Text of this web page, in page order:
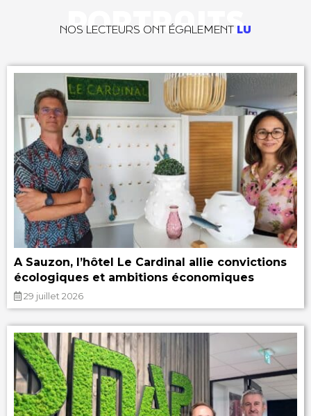
PORTRAITS
NOS LECTEURS ONT ÉGALEMENT LU
A Sauzon, l’hôtel Le Cardinal allie convictions
écologiques et ambitions économiques
29 juillet 2026